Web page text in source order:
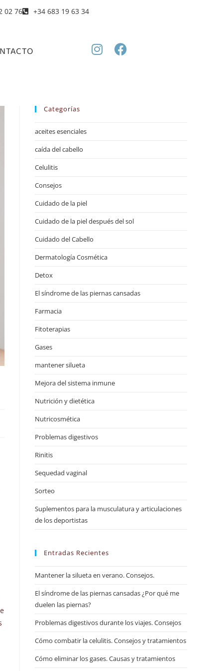
02 76 +34 683 19 63 34
Categorías
aceites esenciales
caída del cabello
Celulitis
Consejos
Cuidado de la piel
Cuidado de la piel después del sol
Cuidado del Cabello
Dermatología Cosmética
Detox
El síndrome de las piernas cansadas
Farmacia
Fitoterapias
Gases
mantener silueta
Mejora del sistema inmune
Nutrición y dietética
Nutricosmética
Problemas digestivos
Rinitis
Sequedad vaginal
Sorteo
Suplementos para la musculatura y articulaciones
de los deportistas
Entradas Recientes
Mantener la silueta en verano. Consejos.
El síndrome de las piernas cansadas ¿Por qué me
duelen las piernas?
Problemas digestivos durante los viajes. Consejos
Cómo combatir la celulitis. Consejos y tratamientos
Cómo eliminar los gases. Causas y tratamientos